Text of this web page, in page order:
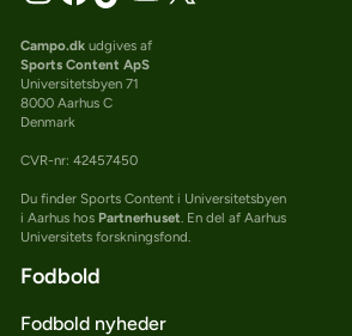
Campo.dkudgives af
Sports Content ApS
Universitetsbyen 71
8000 Aarhus C
Denmark
CVR-nr: 42457450
Du finder Sports Content i Universitetsbyen
i Aarhus hos Partnerhuset . En del af Aarhus
Universitets forskningsfond.
Fodbold
Fodbold nyheder